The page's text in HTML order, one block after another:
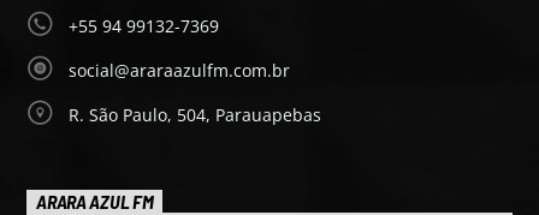
+55 94 99132-7369
social@araraazulfm.com.br
R. São Paulo, 504, Parauapebas
ARARA AZUL FM